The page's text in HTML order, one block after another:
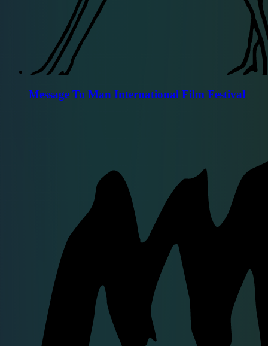
Message To Man International Film Festival